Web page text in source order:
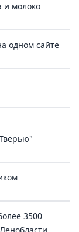
и молоко
одном сайте
3500